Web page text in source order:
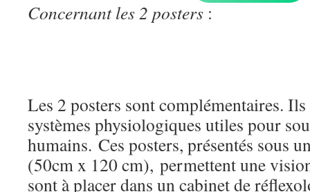
Concernant les 2 posters :
Les 2 posters sont complémentaires.
systèmes physiologiques utiles pour
humains. Ces posters, présentés sous
(50cm x 120 cm), permettent une
sont à placer dans un cabinet de